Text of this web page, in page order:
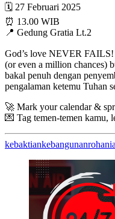
🗓 27 Februari 2025
⏰ 13.00 WIB
📍 Gedung Gratia Lt.2
God’s love NEVER FAILS!
(or even a million chances)
bakal penuh dengan
pengalaman ketemu Tuhan
🚀 Mark your calendar &
💌 Tag temen-temen kamu,